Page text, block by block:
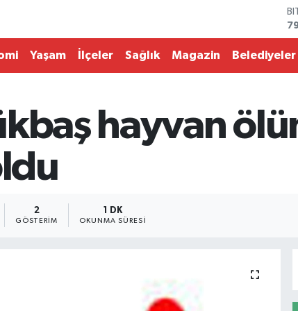
Yaşam İlçeler Sağlık Magazin Belediyeler
hayvan
2
GÖSTERIM
1 DK
OKUNMA SÜRESI